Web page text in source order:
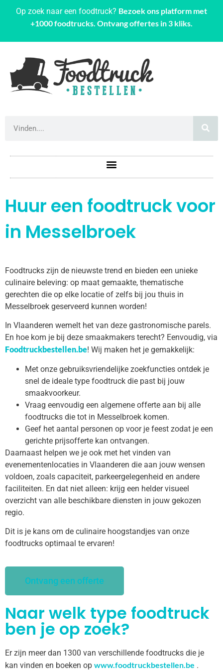
Op zoek naar een foodtruck? Bezoek ons platform met
+1000 foodtrucks. Ontvang offertes in 3 kliks.
Huur een foodtruck voor
in Messelbroek
Foodtrucks zijn de nieuwste trend en bieden een unieke
culinaire beleving: op maat gemaakte, thematische
gerechten die op elke locatie of zelfs bij jou thuis in
Messelbroek geserveerd kunnen worden!
In Vlaanderen wemelt het van deze gastronomische parels.
En hoe kom je bij deze smaakmakers terecht? Eenvoudig, via
Foodtruckbestellen.be! Wij maken het je gemakkelijk:
Met onze gebruiksvriendelijke zoekfuncties ontdek je
snel de ideale type foodtruck die past bij jouw
smaakvoorkeur.
Vraag eenvoudig een algemene offerte aan bij alle
foodtrucks die tot in Messelbroek komen.
Geef het aantal personen op voor je feest zodat je een
gerichte prijsofferte kan ontvangen.
Daarnaast helpen we je ook met het vinden van
evenementenlocaties in Vlaanderen die aan jouw wensen
voldoen, zoals capaciteit, parkeergelegenheid en andere
faciliteiten. En dat niet alleen: krijg een helder visueel
overzicht van alle beschikbare diensten in jouw gekozen
regio.
Dit is je kans om de culinaire hoogstandjes van onze
foodtrucks optimaal te ervaren!
Ontvang een offerte
Naar welk type foodtruck
ben je op zoek?
Er zijn meer dan 1300 van verschillende foodtrucks die je
kan vinden en boeken op www.foodtruckbestellen.be .